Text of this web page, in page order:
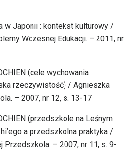
w Japonii : kontekst kulturowy /
Wczesnej Edukacji. – 2011, nr
(cele wychowania
rzeczywistość) / Agnieszka
– 2007, nr 12, s. 13-17
(przedszkole na Leśnym
a przedszkolna praktyka /
Przedszkola. – 2007, nr 11, s. 9-